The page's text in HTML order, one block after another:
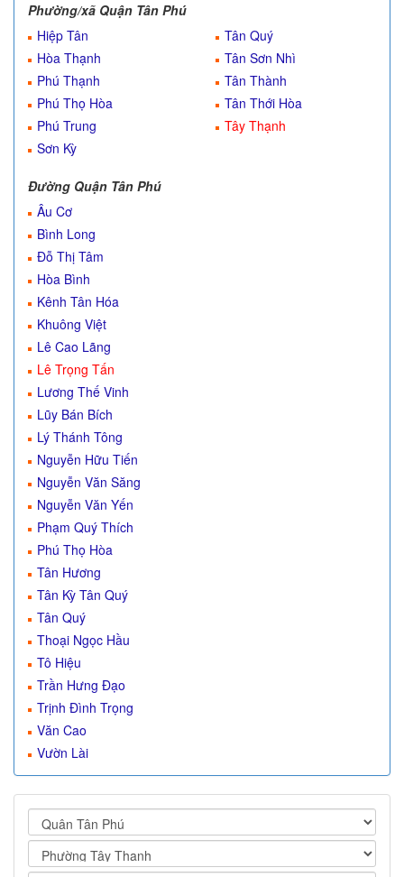
Phường/xã Quận Tân Phú
Hiệp Tân
Hòa Thạnh
Phú Thạnh
Phú Thọ Hòa
Phú Trung
Sơn Kỳ
Tân Quý
Tân Sơn Nhì
Tân Thành
Tân Thới Hòa
Tây Thạnh
Đường Quận Tân Phú
Âu Cơ
Bình Long
Đỗ Thị Tâm
Hòa Bình
Kênh Tân Hóa
Khuông Việt
Lê Cao Lãng
Lê Trọng Tấn
Lương Thế Vinh
Lũy Bán Bích
Lý Thánh Tông
Nguyễn Hữu Tiến
Nguyễn Văn Săng
Nguyễn Văn Yến
Phạm Quý Thích
Phú Thọ Hòa
Tân Hương
Tân Kỳ Tân Quý
Tân Quý
Thoại Ngọc Hầu
Tô Hiệu
Trần Hưng Đạo
Trịnh Đình Trọng
Văn Cao
Vườn Lài